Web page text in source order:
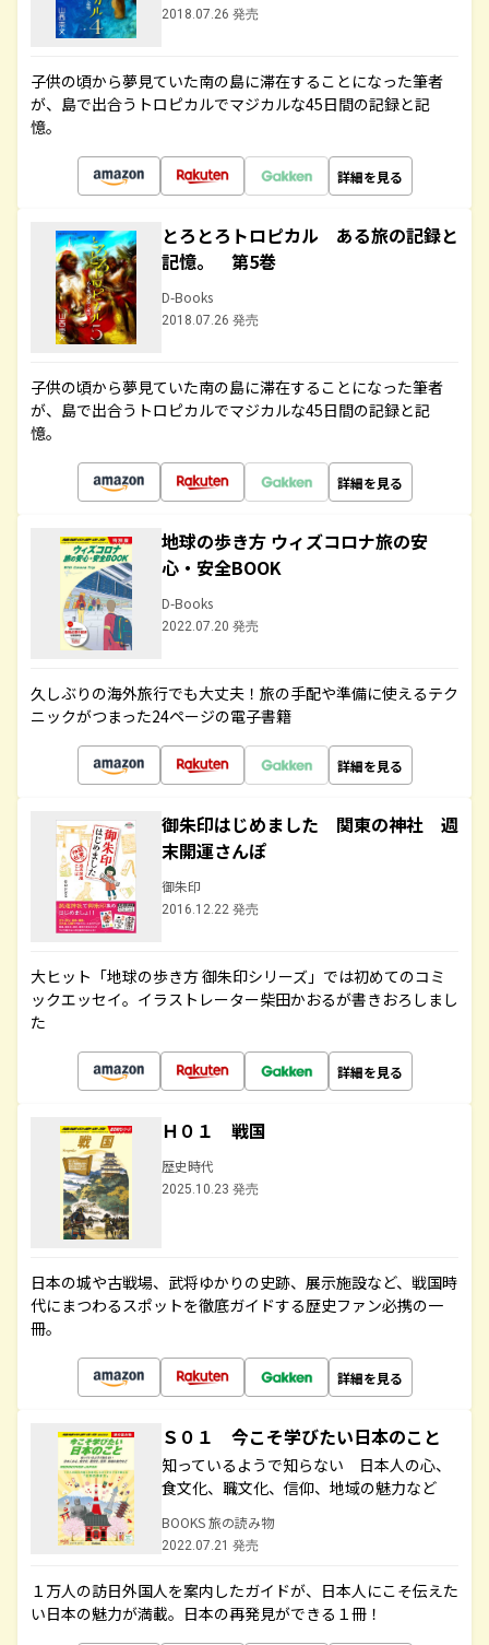
2018.07.26 発売
子供の頃から夢見ていた南の島に滞在することになった筆者
が、島で出合うトロピカルでマジカルな45日間の記録と記
憶。
詳細を見る
とろとろトロピカル ある旅の記録と
記憶。 第5巻
D-Books
2018.07.26 発売
子供の頃から夢見ていた南の島に滞在することになった筆者
が、島で出合うトロピカルでマジカルな45日間の記録と記
憶。
詳細を見る
地球の歩き方 ウィズコロナ旅の安
心・安全BOOK
D-Books
2022.07.20 発売
久しぶりの海外旅行でも大丈夫！旅の手配や準備に使えるテク
ニックがつまった24ページの電子書籍
詳細を見る
御朱印はじめました 関東の神社 週
末開運さんぽ
御朱印
2016.12.22 発売
大ヒット「地球の歩き方 御朱印シリーズ」では初めてのコミ
ックエッセイ。イラストレーター柴田かおるが書きおろしまし
た
詳細を見る
Ｈ０１ 戦国
歴史時代
2025.10.23 発売
日本の城や古戦場、武将ゆかりの史跡、展示施設など、戦国時
代にまつわるスポットを徹底ガイドする歴史ファン必携の一
冊。
詳細を見る
Ｓ０１ 今こそ学びたい日本のこと
知っているようで知らない 日本人の心、
食文化、職文化、信仰、地域の魅力など
BOOKS 旅の読み物
2022.07.21 発売
１万人の訪日外国人を案内したガイドが、日本人にこそ伝えた
い日本の魅力が満載。日本の再発見ができる１冊！